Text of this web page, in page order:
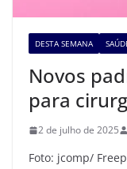
DESTA SEMANA
Novos
para
2 de julho de 2025
Foto: jcomp/